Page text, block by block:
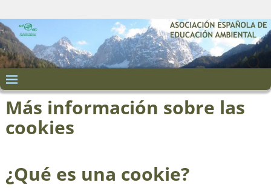
Más información sobre las
cookies
¿Qué es una cookie?